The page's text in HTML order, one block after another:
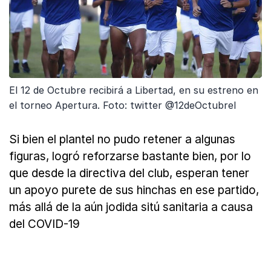
El 12 de Octubre recibirá a Libertad, en su estreno en
el torneo Apertura. Foto: twitter @12deOctubreI
Si bien el plantel no pudo retener a algunas
figuras, logró reforzarse bastante bien, por lo
que desde la directiva del club, esperan tener
un apoyo purete de sus hinchas en ese partido,
más allá de la aún jodida sitú sanitaria a causa
del COVID-19